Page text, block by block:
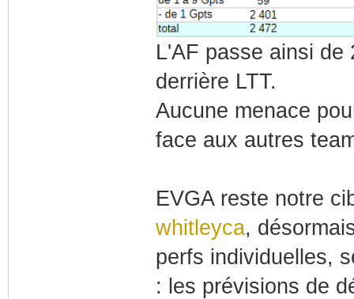
L'AF passe ainsi de
derrière LTT.
Aucune menace
face aux autres
EVGA reste notre
whitleyca,
perfs individuelles,
: les prévisions de